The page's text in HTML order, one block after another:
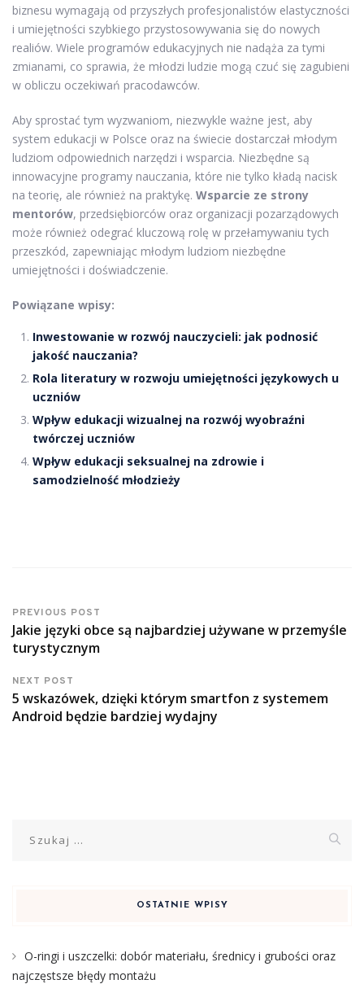
biznesu wymagają od przyszłych profesjonalistów elastyczności
i umiejętności szybkiego przystosowywania się do nowych
realiów. Wiele programów edukacyjnych nie nadąża za tymi
zmianami, co sprawia, że młodzi ludzie mogą czuć się zagubieni
w obliczu oczekiwań pracodawców.
Aby sprostać tym wyzwaniom, niezwykle ważne jest, aby
system edukacji w Polsce oraz na świecie dostarczał młodym
ludziom odpowiednich narzędzi i wsparcia. Niezbędne są
innowacyjne programy nauczania, które nie tylko kładą nacisk
na teorię, ale również na praktykę. Wsparcie ze strony
mentorów, przedsiębiorców oraz organizacji pozarządowych
może również odegrać kluczową rolę w przełamywaniu tych
przeszkód, zapewniając młodym ludziom niezbędne
umiejętności i doświadczenie.
Powiązane wpisy:
Inwestowanie w rozwój nauczycieli: jak podnosić
jakość nauczania?
Rola literatury w rozwoju umiejętności językowych u
uczniów
Wpływ edukacji wizualnej na rozwój wyobraźni
twórczej uczniów
Wpływ edukacji seksualnej na zdrowie i
samodzielność młodzieży
PREVIOUS POST
Jakie języki obce są najbardziej używane w przemyśle
turystycznym
NEXT POST
5 wskazówek, dzięki którym smartfon z systemem
Android będzie bardziej wydajny
OSTATNIE WPISY
O-ringi i uszczelki: dobór materiału, średnicy i grubości oraz
najczęstsze błędy montażu